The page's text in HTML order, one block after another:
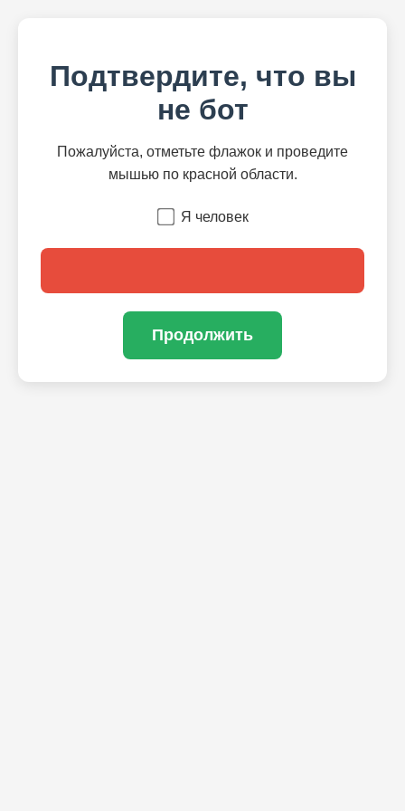
Подтвердите, что вы
не бот
Пожалуйста, отметьте флажок и проведите
мышью по красной области.
Я человек
Продолжить